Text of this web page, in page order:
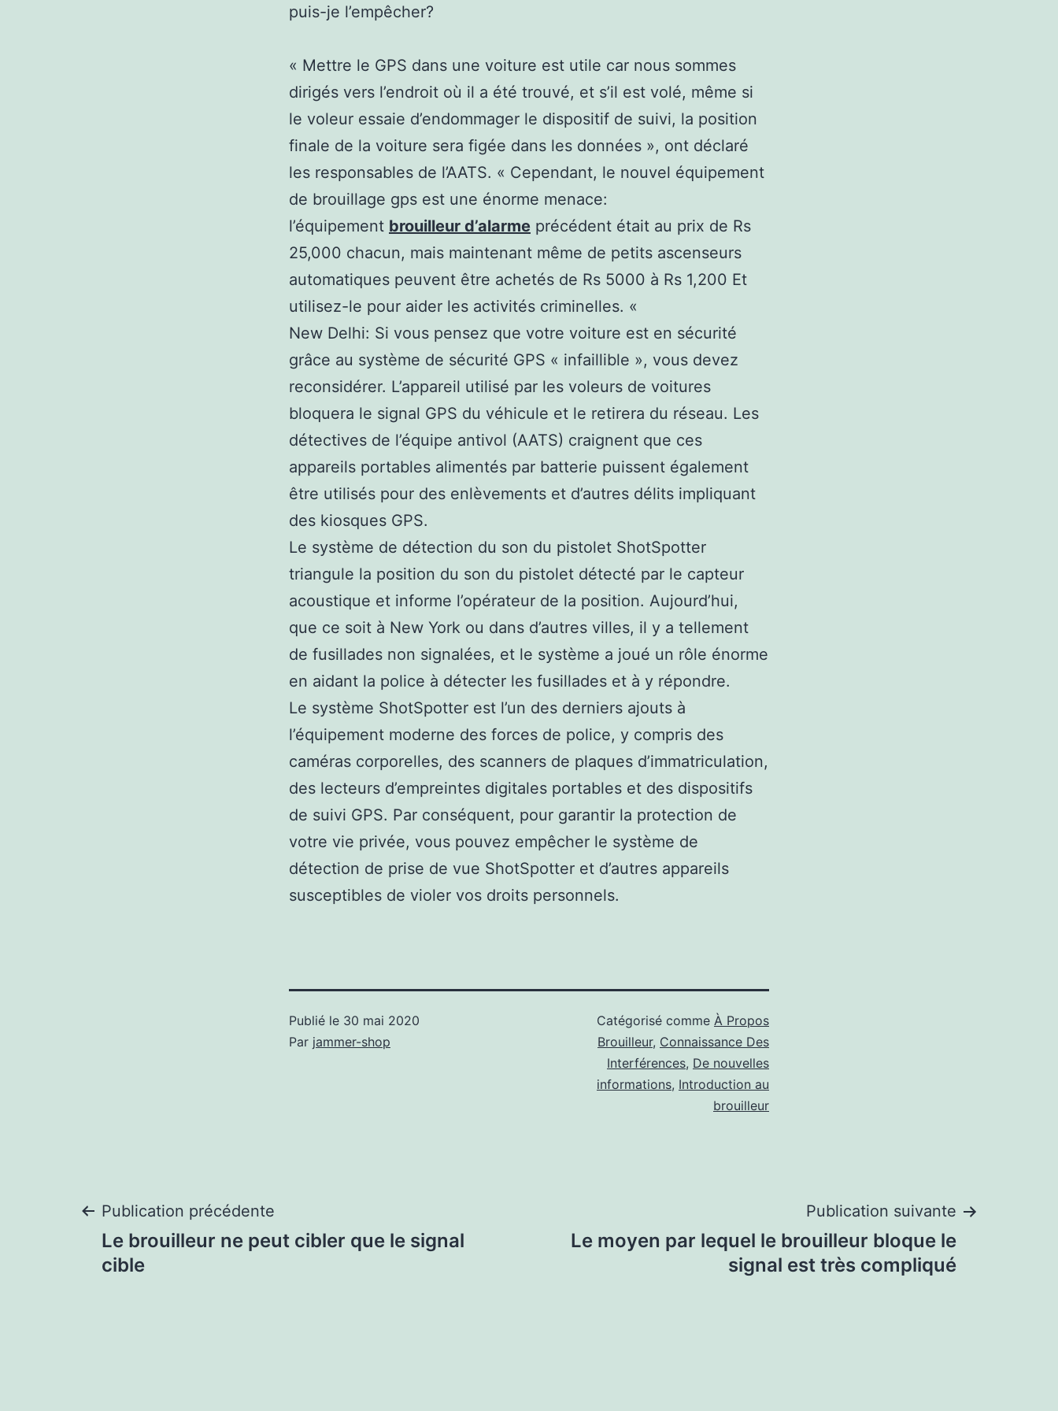
puis-je l’empêcher?
« Mettre le GPS dans une voiture est utile car nous sommes
dirigés vers l’endroit où il a été trouvé, et s’il est volé, même si
le voleur essaie d’endommager le dispositif de suivi, la position
finale de la voiture sera figée dans les données », ont déclaré
les responsables de l’AATS. « Cependant, le nouvel équipement
de brouillage gps est une énorme menace:
l’équipement brouilleur d’alarme précédent était au prix de Rs
25,000 chacun, mais maintenant même de petits ascenseurs
automatiques peuvent être achetés de Rs 5000 à Rs 1,200 Et
utilisez-le pour aider les activités criminelles. «
New Delhi: Si vous pensez que votre voiture est en sécurité
grâce au système de sécurité GPS « infaillible », vous devez
reconsidérer. L’appareil utilisé par les voleurs de voitures
bloquera le signal GPS du véhicule et le retirera du réseau. Les
détectives de l’équipe antivol (AATS) craignent que ces
appareils portables alimentés par batterie puissent également
être utilisés pour des enlèvements et d’autres délits impliquant
des kiosques GPS.
Le système de détection du son du pistolet ShotSpotter
triangule la position du son du pistolet détecté par le capteur
acoustique et informe l’opérateur de la position. Aujourd’hui,
que ce soit à New York ou dans d’autres villes, il y a tellement
de fusillades non signalées, et le système a joué un rôle énorme
en aidant la police à détecter les fusillades et à y répondre.
Le système ShotSpotter est l’un des derniers ajouts à
l’équipement moderne des forces de police, y compris des
caméras corporelles, des scanners de plaques d’immatriculation,
des lecteurs d’empreintes digitales portables et des dispositifs
de suivi GPS. Par conséquent, pour garantir la protection de
votre vie privée, vous pouvez empêcher le système de
détection de prise de vue ShotSpotter et d’autres appareils
susceptibles de violer vos droits personnels.
Publié le 30 mai 2020
Par jammer-shop
Catégorisé comme À Propos
Brouilleur, Connaissance Des
Interférences, De nouvelles
informations, Introduction au
brouilleur
Navigation
de
Publication précédente
Le brouilleur ne peut cibler que le signal
cible
Publication suivante
Le moyen par lequel le brouilleur bloque le
signal est très compliqué